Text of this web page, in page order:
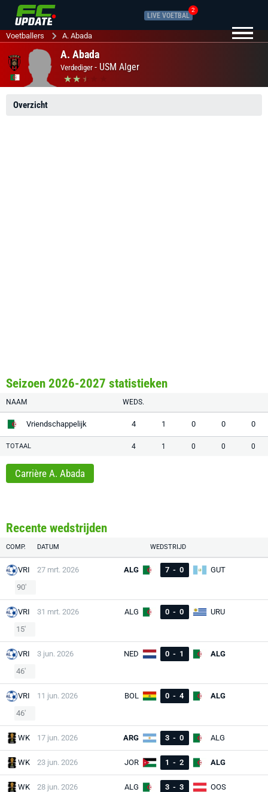
LIVE VOETBAL
2
Voetballers A. Abada
A. Abada
Verdediger - USM Alger
Overzicht
Seizoen 2026-2027 statistieken
NAAM WEDS.
Vriendschappelijk 4 1 0 0 0
TOTAAL 4 1 0 0 0
Carrière A. Abada
Recente wedstrijden
COMP. DATUM WEDSTRIJD
VRI 27 mrt. 2026 ALG 7 - 0
GUT
90'
VRI 31 mrt. 2026 ALG 0 - 0
URU
15'
VRI 3 jun. 2026 NED 0 - 1
ALG
46'
VRI 11 jun. 2026 BOL 0 - 4
ALG
46'
WK 17 jun. 2026 ARG 3 - 0 ALG
WK 23 jun. 2026 JOR 1 - 2 ALG
WK 28 jun. 2026 ALG 3 - 3 OOS